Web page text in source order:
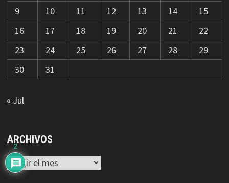
9
10 11 12 13 14
15
16
17 18 19 20 21
22
23
24 25 26 27 28
29
30
31
« Jul
ARCHIVOS
Archivos
2